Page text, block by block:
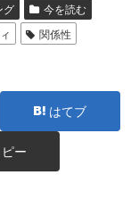
グ
今を読む
関係性
はてブ
ー